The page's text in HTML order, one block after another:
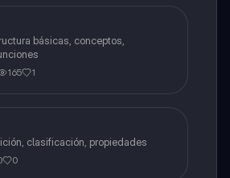
básicas, conceptos,
165 1
clasificación, propiedades
0